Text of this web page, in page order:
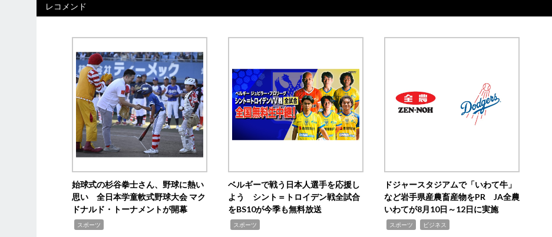
レコメンド
始球式の杉谷拳士さん、野球に熱い
思い 全日本学童軟式野球大会 マク
ドナルド・トーナメントが開幕
スポーツ
ベルギーで戦う日本人選手を応援し
よう シント＝トロイデン戦全試合
をBS10が今季も無料放送
スポーツ
ドジャースタジアムで「いわて牛」
など岩手県産農畜産物をPR JA全農
いわてが8月10日～12日に実施
スポーツ ビジネス